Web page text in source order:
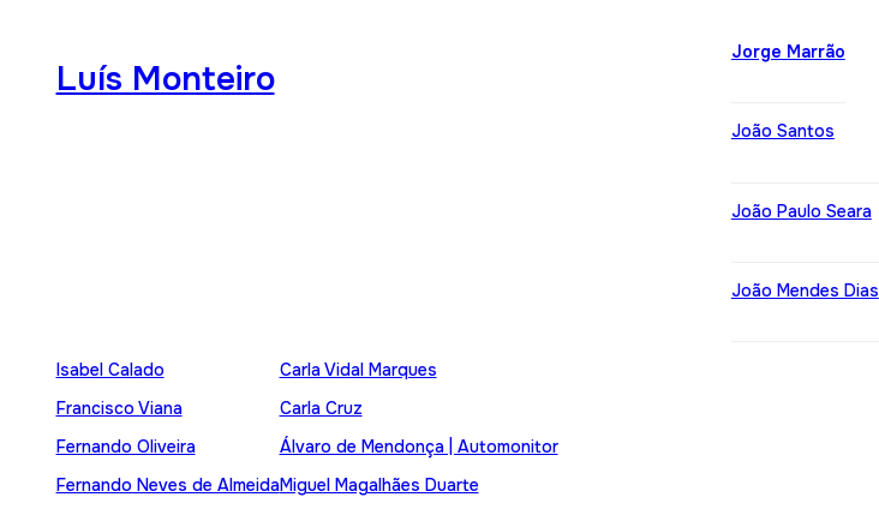
Luís Monteiro
Jorge Marrão
João Santos
João Paulo Seara
João Mendes Dias
Isabel Calado
Francisco Viana
Fernando Oliveira
Fernando Neves de Almeida
Carla Vidal Marques
Carla Cruz
Álvaro de Mendonça | Automonitor
Miguel Magalhães Duarte